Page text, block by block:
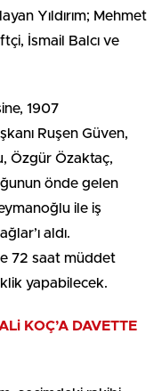
Yıldırım; Mehmet
İsmail Balcı ve
1907
Ruşen Güven,
Özgür Özaktaç,
önde gelen
ile iş
aldı.
72 saat müddet
yapabilecek.
KOÇ’A DAVETTE